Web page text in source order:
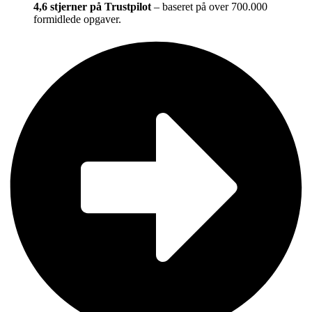
4,6 stjerner på Trustpilot – baseret på over 700.000
formidlede opgaver.